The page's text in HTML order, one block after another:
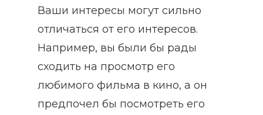
Ваши интересы могут сильно
отличаться от его интересов.
Например, вы были бы рады
сходить на просмотр его
любимого фильма в кино, а он
предпочел бы посмотреть его